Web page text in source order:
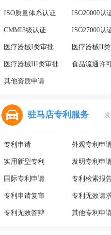
ISO质量体系认证 ISO20000认
CMMI3级认证 ISO27000认
医疗器械I类审批 医疗器械II
医疗器械III类审批 食品流通许
其他资质申请
驻马店专利服务
专利申请 外观专利申
实用新型专利 发明专利申
国际专利申请 专利检索报
专利申请复审 专利无效请
专利无效答辩 其他专利申